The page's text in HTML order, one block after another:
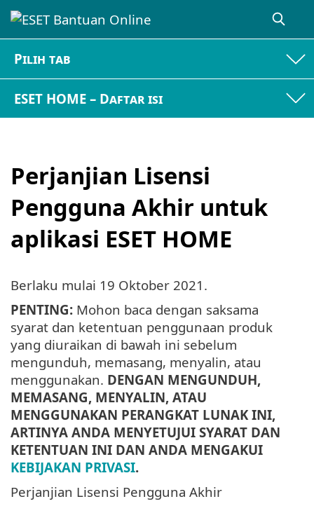
Pilih tab
ESET HOME – Daftar isi
Perjanjian Lisensi
Pengguna Akhir untuk
aplikasi ESET HOME
Berlaku mulai 19 Oktober 2021 .
PENTING: Mohon baca dengan saksama
syarat dan ketentuan penggunaan produk
yang diuraikan di bawah ini sebelum
mengunduh, memasang, menyalin, atau
menggunakan. DENGAN MENGUNDUH,
MEMASANG, MENYALIN, ATAU
MENGGUNAKAN PERANGKAT LUNAK INI,
ARTINYA ANDA MENYETUJUI SYARAT DAN
KETENTUAN INI DAN ANDA MENGAKUI
KEBIJAKAN PRIVASI.
Perjanjian Lisensi Pengguna Akhir